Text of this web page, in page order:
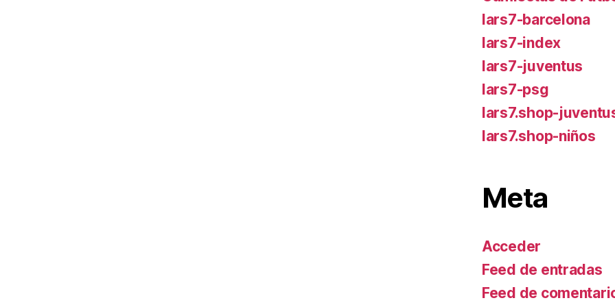
lars7-barcelona
lars7-index
lars7-juventus
lars7-psg
lars7.shop-
lars7.shop-niños
Meta
Acceder
Feed de entradas
Feed de